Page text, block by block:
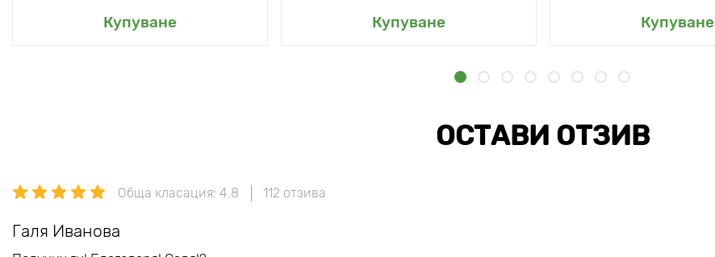
Купуване Купуване Купуване
ОСТАВИ ОТЗИВ
Обща класация: 4.8 112 отзива
Галя Иванова